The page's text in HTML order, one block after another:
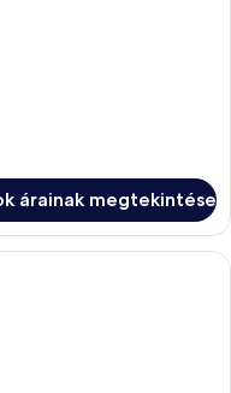
árainak megtekintése